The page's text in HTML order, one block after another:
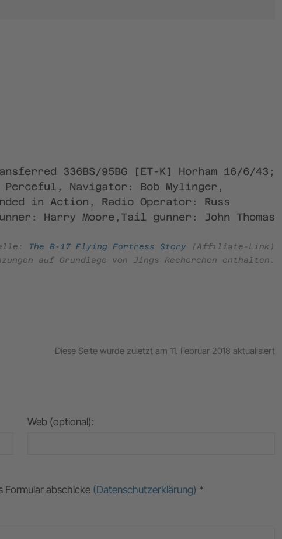
336BS/95BG [ET-K] Horham 16/6/43;
Navigator: Bob Mylinger,
in Action, Radio Operator: Russ
Harry Moore,Tail gunner: John Thomas
The B-17 Flying Fortress Story (Affiliate-Link)
auf Grundlage von Jings Recherchen enthalten.
Diese Seite wurde zuletzt am 11. Februar 2018 aktualisiert
Web (optional):
Formular abschicke (Datenschutzerklärung) *